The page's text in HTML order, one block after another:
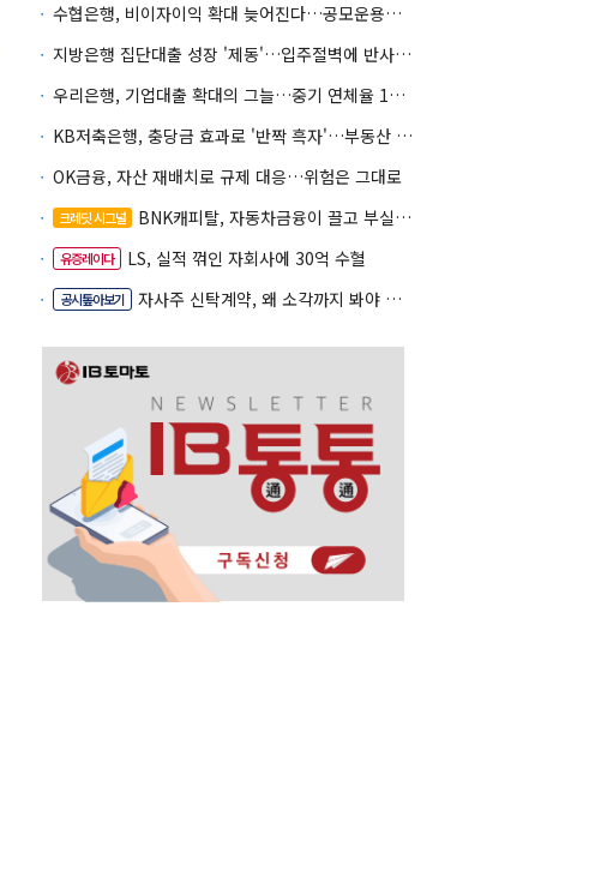
수협은행, 비이자이익 확대 늦어진다…공모운용사 인가 연말로
지방은행 집단대출 성장 '제동'…입주절벽에 반사이익도 희박
우리은행, 기업대출 확대의 그늘…중기 연체율 10년 만에 최고
KB저축은행, 충당금 효과로 '반짝 흑자'…부동산 손실은 대기
OK금융, 자산 재배치로 규제 대응…위험은 그대로
크레딧 시그널 BNK캐피탈, 자동차금융이 끌고 부실여신이 발목
유증레이다 LS, 실적 꺾인 자회사에 30억 수혈
공시톺아보기 자사주 신탁계약, 왜 소각까지 봐야 할까